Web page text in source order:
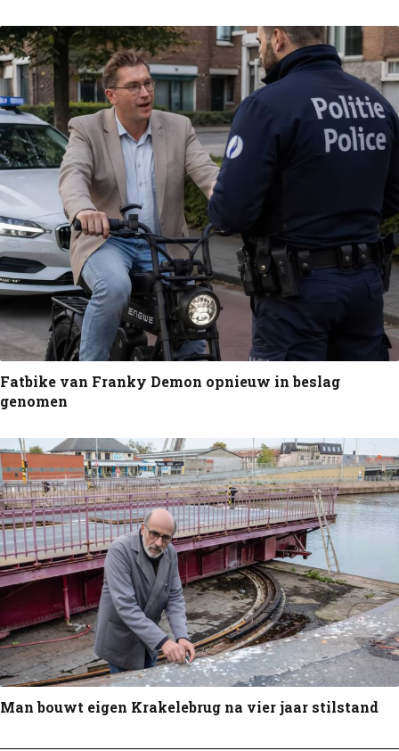
Fatbike van Franky Demon opnieuw in beslag
genomen
Man bouwt eigen Krakelebrug na vier jaar stilstand